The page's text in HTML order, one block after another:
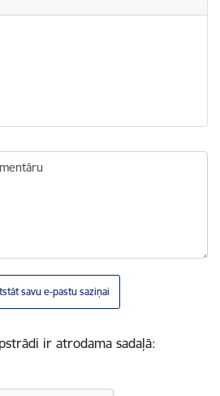
noderīga?
savu e-pastu saziņai
ir atrodama sadaļā: